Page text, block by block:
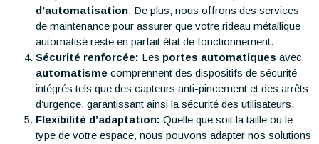
d’automatisation. De plus, nous offrons des services
de maintenance pour assurer que votre rideau métallique
automatisé reste en parfait état de fonctionnement.
Sécurité renforcée: Les portes automatiques avec
automatisme comprennent des dispositifs de sécurité
intégrés tels que des capteurs anti-pincement et des arrêts
d’urgence, garantissant ainsi la sécurité des utilisateurs.
Flexibilité d’adaptation: Quelle que soit la taille ou le
type de votre espace, nous pouvons adapter nos solutions